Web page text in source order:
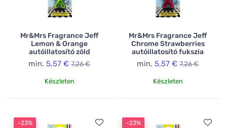
Mr&Mrs Fragrance Jeff
Lemon & Orange
autóillatosító zöld
min. 5,57 € 7,26 €
Készleten
Mr&Mrs Fragrance Jeff
Chrome Strawberries
autóillatosító fukszia
min. 5,57 € 7,26 €
Készleten
-23% -23%